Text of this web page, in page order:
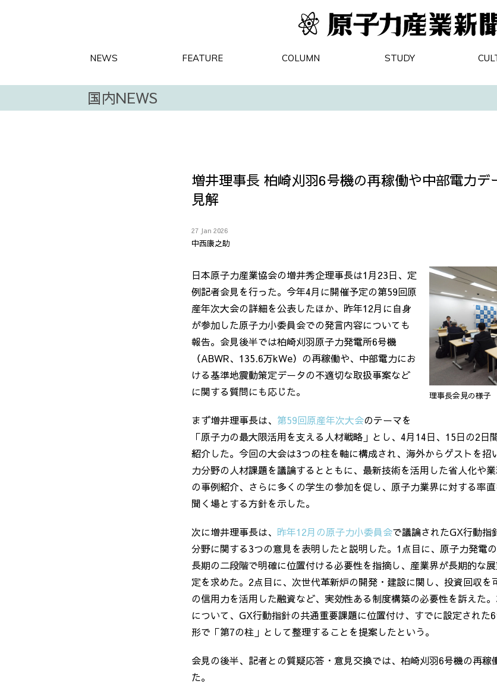
NEWS FEATURE COLUMN STUDY
国内NEWS
増井理事長 柏崎刈羽6号機の再稼働や中部電力デ
見解
27 Jan 2026
中西康之助
理事長会見の様子
日本原子力産業協会の増井秀企理事長は1月23日、定
例記者会見を行った。今年4月に開催予定の第59回原
産年次大会の詳細を公表したほか、昨年12月に自身
が参加した原子力小委員会での発言内容についても
報告。会見後半では柏崎刈羽原子力発電所6号機
（ABWR、 135.6万kWe）の再稼働や、中部電力にお
ける基準地震動策定データの不適切な取扱事案など
に関する質問にも応じた。
まず増井理事長は、 第59回原産年次大会のテーマを
「原子力の最大限活用を支える人材戦略」とし、 4月14日、 15日の2日
紹介した。今回の大会は3つの柱を軸に構成され、海外からゲストを招
力分野の人材課題を議論するとともに、最新技術を活用した省人化や
の事例紹介、さらに多くの学生の参加を促し、原子力業界に対する率
聞く場とする方針を示した。
次に増井理事長は、 昨年12月の原子力小委員会で議論されたGX行動指
分野に関する3つの意見を表明したと説明した。 1 点目に、原子力発電
長期の二段階で明確に位置付ける必要性を指摘し、産業界が長期的な
定を求めた。 2点目に、次世代革新炉の開発・建設に関し、投資回収を
の信用力を活用した融資など、実効性ある制度構築の必要性を訴えた。
について、 GX行動指針の共通重要課題に位置付け、すでに設定された6
形で「第7の柱」として整理することを提案したという。
会見の後半、記者との質疑応答・意見交換では、柏崎刈羽6号機の再稼
た。